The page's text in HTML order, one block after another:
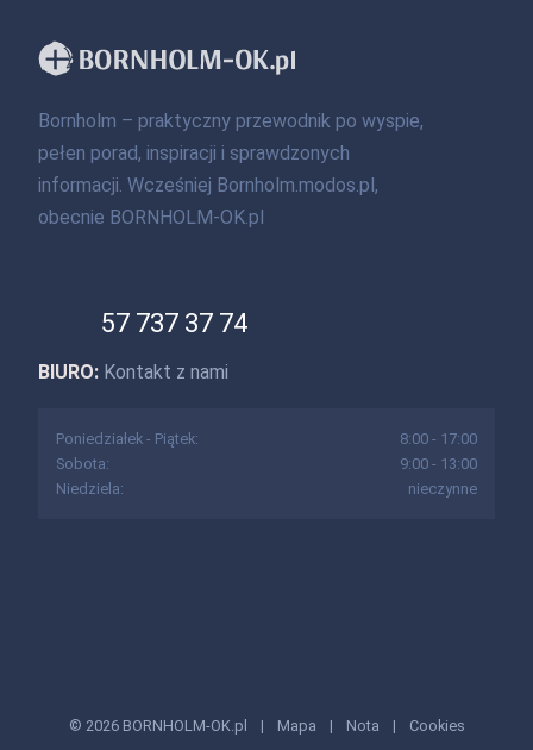
Bornholm – praktyczny przewodnik po wyspie,
pełen porad, inspiracji i sprawdzonych
informacji. Wcześniej Bornholm.modos.pl,
obecnie BORNHOLM-OK.pl
57 737 37 74
BIURO: Kontakt z nami
Poniedziałek - Piątek:
8:00 - 17:00
Sobota:
9:00 - 13:00
Niedziela:
nieczynne
© 2026 BORNHOLM-OK.pl | Mapa | Nota | Cookies